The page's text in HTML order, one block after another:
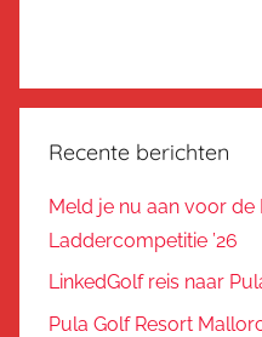
Recente berichten
Meld je nu aan voor de
Laddercompetitie ’26
LinkedGolf reis naar
Pula Golf Resort